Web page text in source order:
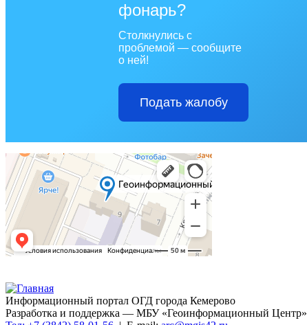
фонарь?
Столкнулись с
проблемой — сообщите
о ней!
Подать жалобу
Информационный портал ОГД города Кемерово
Разработка и поддержка — МБУ «Геоинформационный Центр»